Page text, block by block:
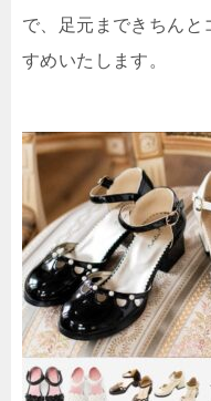
で、足元まできちんと
すめいたします。